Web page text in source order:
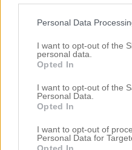
Personal Data
I want to opt-out of the
personal data.
Opted In
I want to opt-out of the
Personal Data.
Opted In
I want to opt-out of
Personal Data for
Opted In
Bästa Elin! Jag
färgen, den är
redan fått
bl.a. från Björn
är så himla duktig!
Stor kram
Angeli 26 oktober, 2014 kl.